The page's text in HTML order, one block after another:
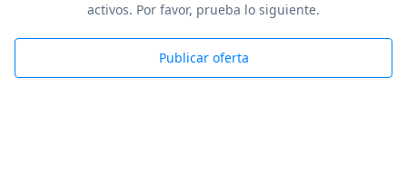
activos. Por favor, prueba lo siguiente.
Publicar oferta